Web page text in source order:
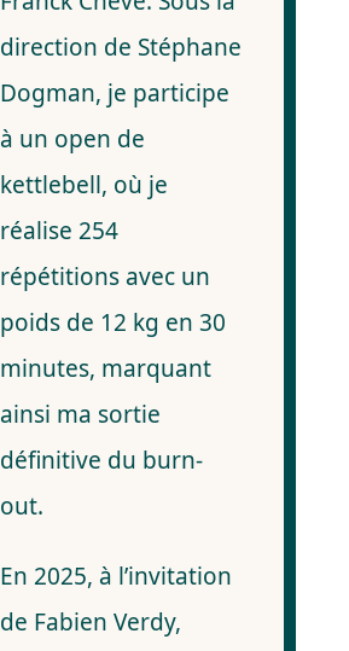
direction de Stéphane
Dogman, je participe
à un open de
kettlebell, où je
réalise 254
répétitions avec un
poids de 12 kg en 30
minutes, marquant
ainsi ma sortie
définitive du burn-
out.
En 2025, à l’invitation
de Fabien Verdy,